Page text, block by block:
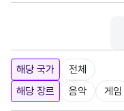
해당 국가
전체
해당 장르
음악 게임